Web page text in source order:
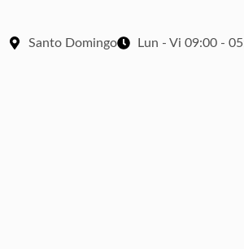
Santo Domingo Lun - Vi 09:00 -